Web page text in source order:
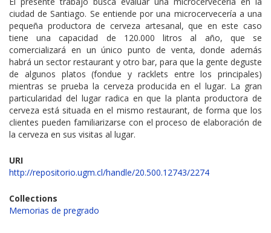
ciudad de Santiago. Se entiende por una microcervecería a una
pequeña productora de cerveza artesanal, que en este caso
tiene una capacidad de 120.000 litros al año, que se
comercializará en un único punto de venta, donde además
habrá un sector restaurant y otro bar, para que la gente deguste
de algunos platos (fondue y racklets entre los principales)
mientras se prueba la cerveza producida en el lugar. La gran
particularidad del lugar radica en que la planta productora de
cerveza está situada en el mismo restaurant, de forma que los
clientes pueden familiarizarse con el proceso de elaboración de
la cerveza en sus visitas al lugar.
URI
http://repositorio.ugm.cl/handle/20.500.12743/2274
Collections
Memorias de pregrado